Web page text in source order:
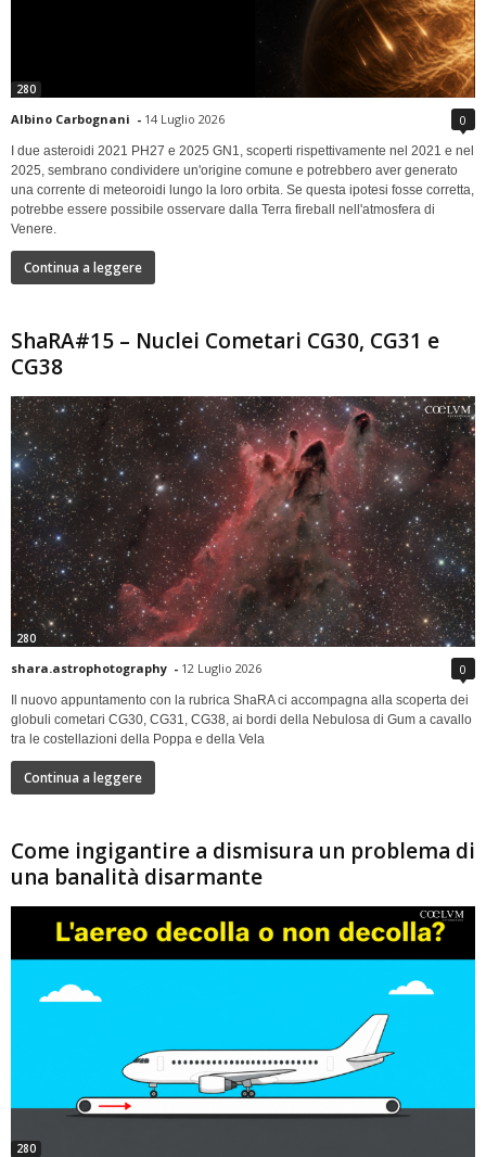
280
Albino Carbognani - 14 Luglio 2026 0
I due asteroidi 2021 PH27 e 2025 GN1, scoperti rispettivamente nel 2021 e nel
2025, sembrano condividere un'origine comune e potrebbero aver generato
una corrente di meteoroidi lungo la loro orbita. Se questa ipotesi fosse corretta,
potrebbe essere possibile osservare dalla Terra fireball nell'atmosfera di
Venere.
Continua a leggere
ShaRA#15 – Nuclei Cometari CG30, CG31 e
CG38
280
shara.astrophotography - 12 Luglio 2026 0
Il nuovo appuntamento con la rubrica ShaRA ci accompagna alla scoperta dei
globuli cometari CG30, CG31, CG38, ai bordi della Nebulosa di Gum a cavallo
tra le costellazioni della Poppa e della Vela
Continua a leggere
Come ingigantire a dismisura un problema di
una banalità disarmante
280